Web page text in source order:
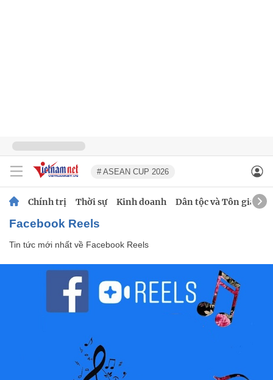
# ASEAN CUP 2026
Chính trị Thời sự Kinh doanh Dân tộc và Tôn giáo
Facebook Reels
Tin tức mới nhất về Facebook Reels